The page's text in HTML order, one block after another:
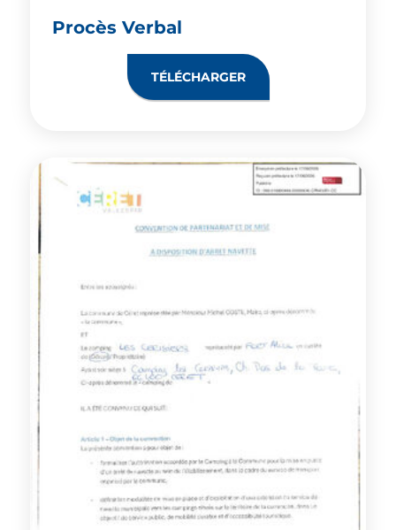
Procès Verbal
TÉLÉCHARGER